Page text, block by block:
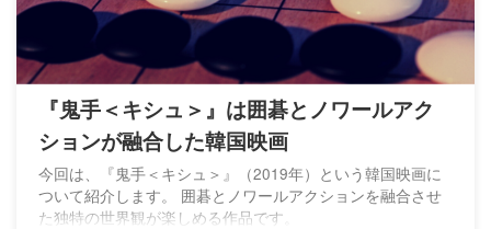
『鬼手＜キシュ＞』は囲碁とノワールアク
ションが融合した韓国映画
今回は、『鬼手＜キシュ＞』（2019年）という韓国映画に
ついて紹介します。 囲碁とノワールアクションを融合させ
た独特の世界観が楽しめる作品です。